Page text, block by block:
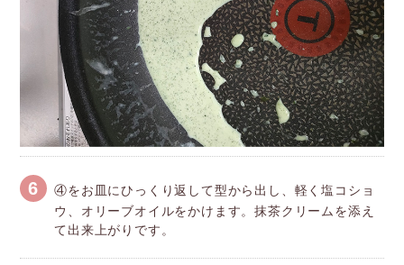
6
④をお皿にひっくり返して型から出し、軽く塩コショ
ウ、オリーブオイルをかけます。抹茶クリームを添え
て出来上がりです。